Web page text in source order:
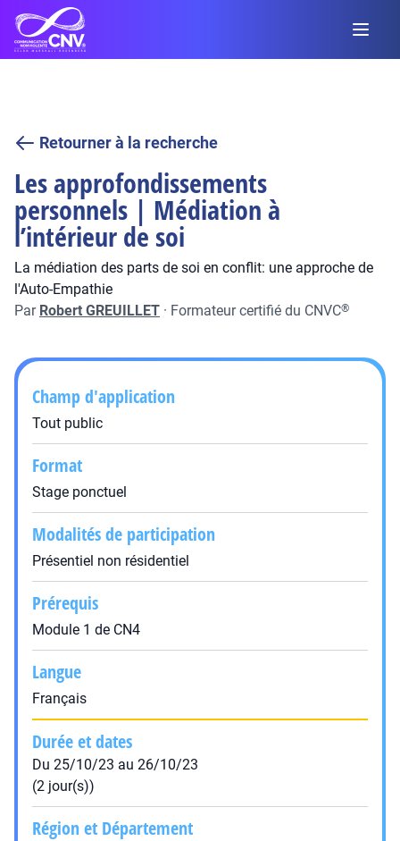
Retourner à la recherche
Les approfondissements
personnels | Médiation à
l’intérieur de soi
La médiation des parts de soi en conflit: une approche de
l'Auto-Empathie
Par Robert GREUILLET · Formateur certifié du CNVC®
Champ d'application
Tout public
Format
Stage ponctuel
Modalités de participation
Présentiel non résidentiel
Prérequis
Module 1 de CN4
Langue
Français
Durée et dates
Du 25/10/23 au 26/10/23
(2 jour(s))
Région et Département